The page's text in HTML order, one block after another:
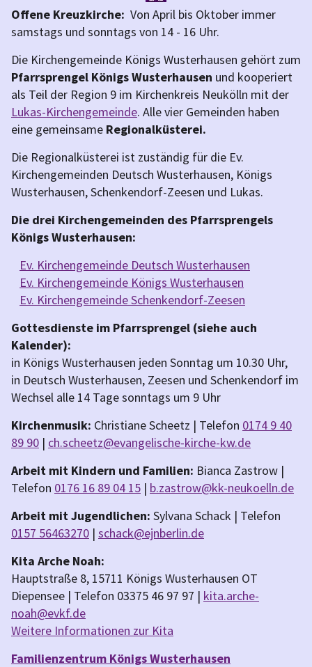
Offene Kreuzkirche: Von April bis Oktober immer
samstags und sonntags von 14 - 16 Uhr.
Die Kirchengemeinde Königs Wusterhausen gehört zum
Pfarrsprengel Königs Wusterhausen und kooperiert
als Teil der Region 9 im Kirchenkreis Neukölln mit der
Lukas-Kirchengemeinde. Alle vier Gemeinden haben
eine gemeinsame Regionalküsterei.
Die Regionalküsterei ist zuständig für die Ev.
Kirchengemeinden Deutsch Wusterhausen, Königs
Wusterhausen, Schenkendorf-Zeesen und Lukas.
Die drei Kirchengemeinden des Pfarrsprengels
Königs Wusterhausen:
Ev. Kirchengemeinde Deutsch Wusterhausen
Ev. Kirchengemeinde Königs Wusterhausen
Ev. Kirchengemeinde Schenkendorf-Zeesen
Gottesdienste im Pfarrsprengel (siehe auch
Kalender):
in Königs Wusterhausen jeden Sonntag um 10.30 Uhr,
in Deutsch Wusterhausen, Zeesen und Schenkendorf im
Wechsel alle 14 Tage sonntags um 9 Uhr
Kirchenmusik: Christiane Scheetz | Telefon 0174 9 40
89 90 | ch.scheetz@evangelische-kirche-kw.de
Arbeit mit Kindern und Familien: Bianca Zastrow |
Telefon 0176 16 89 04 15 | b.zastrow@kk-neukoelln.de
Arbeit mit Jugendlichen: Sylvana Schack | Telefon
0157 56463270 | schack@ejnberlin.de
Kita Arche Noah:
Hauptstraße 8, 15711 Königs Wusterhausen OT
Diepensee | Telefon 03375 46 97 97 | kita.arche-
noah@evkf.de
Weitere Informationen zur Kita
Familienzentrum Königs Wusterhausen